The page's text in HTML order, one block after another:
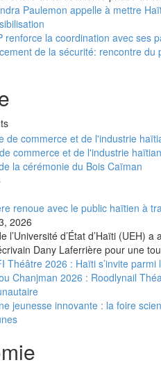
Paulemon appelle à mettre
renforce la coordination avec ses
de la sécurité: rencontre du
commerce et de l'industrie
la cérémonie du Bois Caïman
renoue avec le public haïtien à
2026
l’Université d’État d’Haïti (UEH)
Dany Laferrière pour une
Théâtre 2026 : Haïti s’invite
Chanjman 2026 : Roodlynail
jeunesse innovante : la foire